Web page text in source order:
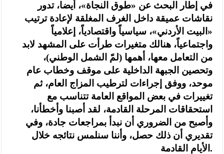
‏في إطار البحث عن «طوق النجاة»، أيضا، تدور
نقاشات عميقة داخل الغرف المغلقة لإعادة ترتيب
«البيت الأردني»، سياسياً واقتصادياً، إعلامياً
واجتماعياً، هنالك متغيرات طرأت على المشهد لابد
من التعامل معها، أهمها (لمّ الشمل الوطني)،
وتحصين الجبهة الداخلية على موقف وخطاب عام
موحد، ووفق إجراءات لترطيب المزاج العام، ثم
تغييرات في بعض المواقع العامة تتناسب مع
استحقاقات المرحلة القادمة، لقد أصبنا وأخطأنا،
وأصبح من الضروري أن نبدأ بمراجعات جادة، وفي
تقديري أن ذلك حصل، وأننا سنلمس نتائجه خلال
الأيام القادمة.